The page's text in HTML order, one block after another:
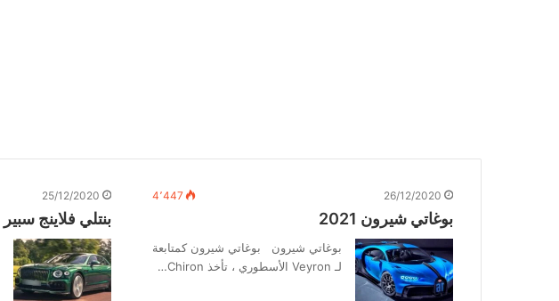
26/12/2020 4٬447
بوغاتي شيرون 2021
بوغاتي شيرون بوغاتي شيرون كمتابعة
لـ Veyron الأسطوري ، تأخذ Chiron…
25/12/2020
بنتلي فلاينج سبير 2021